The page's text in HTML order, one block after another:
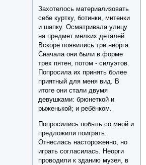
Захотелось материализовать
себе куртку, ботинки, митенки
и шапку. Осматривала улицу
на предмет мелких деталей.
Вскоре появились три неорга.
Сначала они были в форме
трех пятен, потом - силуэтов.
Попросила их принять более
приятный для меня вид. В
итоге они стали двумя
девушками: брюнеткой и
рыженькой; и ребёнком.
Попросились побыть со мной и
предложили поиграть.
Отнеслась настороженно, но
играть согласилась. Неорги
проводили к зданию музея, в